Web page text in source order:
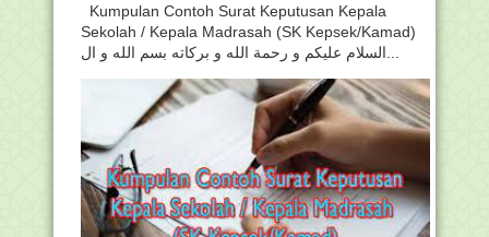
Kumpulan Contoh Surat Keputusan Kepala
Sekolah / Kepala Madrasah (SK Kepsek/Kamad)